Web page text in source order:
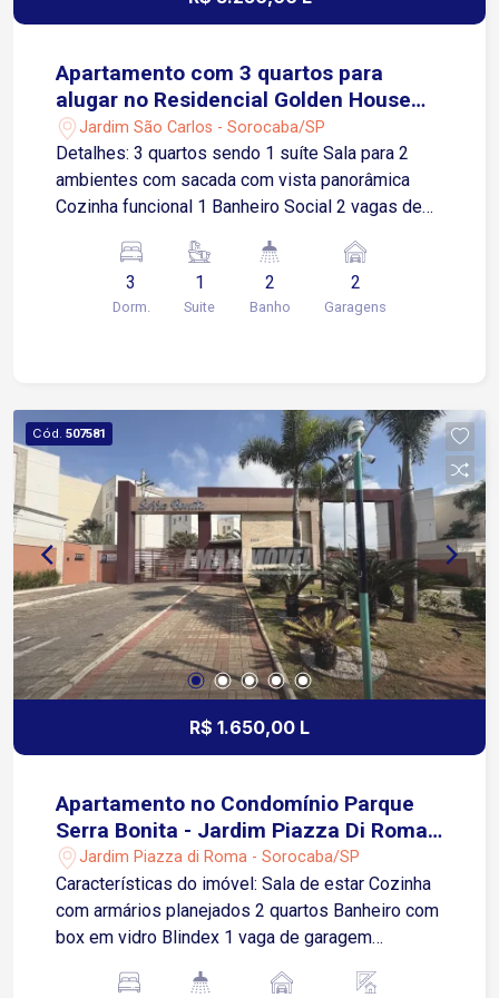
Apartamento com 3 quartos para
alugar no Residencial Golden House
em Sorocaba/SP
Jardim São Carlos - Sorocaba/SP
Detalhes: 3 quartos sendo 1 suíte Sala para 2
ambientes com sacada com vista panorâmica
Cozinha funcional 1 Banheiro Social 2 vagas de
completo: Piscina Academia Salão de festas
Espaço gourmet Playground Portaria 24 horas
Localização: Situado próximo ao Parque
Iguatemi Esplanada 5 minutos da Rodovia
Raposo Tavares 6 minutos do Tauste
Supermercados 8 minutos do Sam`s Club Região
contando com supermercados, escolas,
restaurantes e comércios em geral, ideal para
quem busca praticidade no dia a dia. Entre em
contato e agende sua visita!
3
Dorm.
1
Suite
2
Banho
2
Garagens
Cód. 507581
R$ 1.650,00 L
Apartamento no Condomínio Parque
Serra Bonita - Jardim Piazza Di Roma -
Sorocaba/SP
Jardim Piazza di Roma - Sorocaba/SP
Características do imóvel: Sala de estar Cozinha
com armários planejados 2 quartos Banheiro com
box em vidro Blindex 1 vaga de garagem
oferece infraestrutura com portaria, playground,